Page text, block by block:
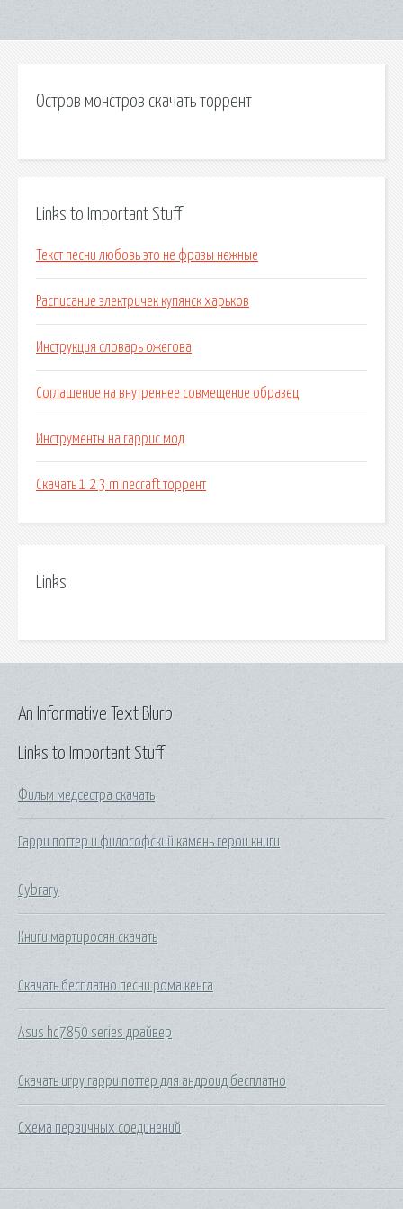
Остров монстров скачать торрент
Links to Important Stuff
Текст песни любовь это не фразы нежные
Расписание электричек купянск харьков
Инструкция словарь ожегова
Соглашение на внутреннее совмещение образец
Инструменты на гаррис мод
Скачать 1 2 3 minecraft торрент
Links
Links to Important Stuff
Фильм медсестра скачать
Гарри поттер и философский камень герои книги
Cybrary
Книги мартиросян скачать
Скачать бесплатно песни рома кенга
Asus hd7850 series драйвер
Скачать игру гарри поттер для андроид бесплатно
Схема первичных соединений
An Informative Text Blurb